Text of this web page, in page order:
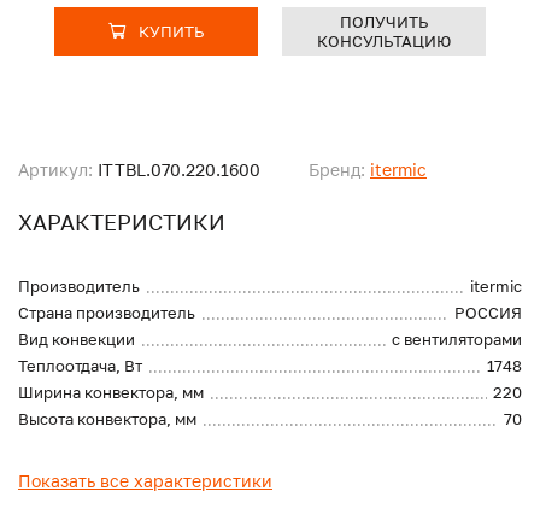
Артикул: ITTBL.070.220.1600 Бренд: itermic
ХАРАКТЕРИСТИКИ
Производитель
itermic
Страна производитель
РОССИЯ
Вид конвекции
с вентиляторами
Теплоотдача, Вт
1748
Ширина конвектора, мм
220
Высота конвектора, мм
70
Показать все характеристики
КУПИТЬ
ПОЛУЧИТЬ
КОНСУЛЬТАЦИЮ